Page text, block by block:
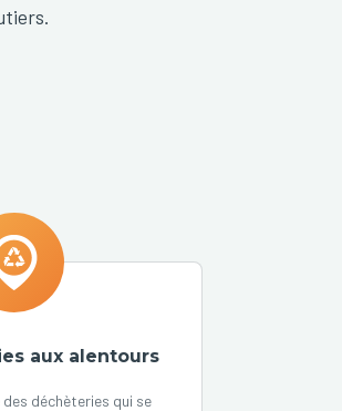
aux alentours
déchèteries qui se